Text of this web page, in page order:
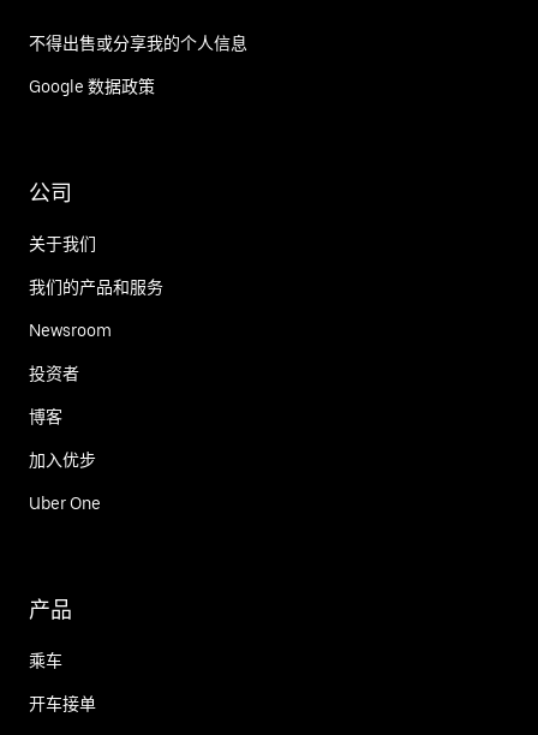
不得出售或分享我的个人信息
Google 数据政策
公司
关于我们
我们的产品和服务
Newsroom
投资者
博客
加入优步
Uber One
产品
乘车
开车接单